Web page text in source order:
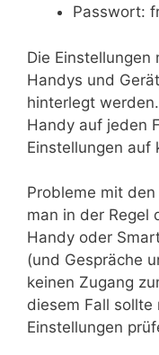
Passwort:
Die
Handys und
hinterlegt
Handy auf jeden
Einstellungen auf
Probleme mit
man in der Regel
Handy oder
(und Gespräche
keinen Zugang
diesem Fall sollte
Einstellungen